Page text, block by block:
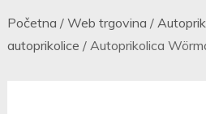
Početna / Web trgovina /
autoprikolice / Autoprikolica